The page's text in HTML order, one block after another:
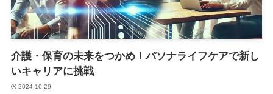
介護・保育の未来をつかめ！パソナライフケアで新し
いキャリアに挑戦
2024-10-29